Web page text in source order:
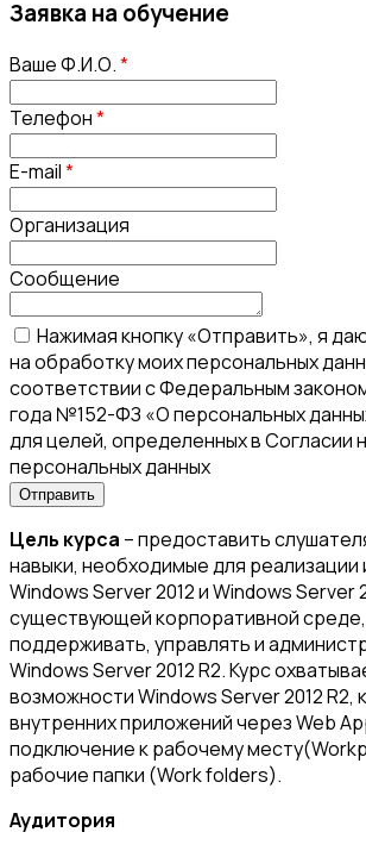
Заявка на обучение
Ваше Ф.И.О.*
Телефон*
E-mail*
Организация
Сообщение
Нажимая кнопку «Отправить», я
на обработку моих персональных
соответствии с Федеральным
года №152-ФЗ «О персональных
для целей, определенных в Согласии
персональных данных
Цель курса – предоставить
навыки, необходимые для реализации
Windows Server 2012 и Windows Server
существующей корпоративной среде,
поддерживать, управлять и
Windows Server 2012 R2. Курс
возможности Windows Server 2012 R2,
внутренних приложений через Web
подключение к рабочему
рабочие папки (Work folders).
Аудитория